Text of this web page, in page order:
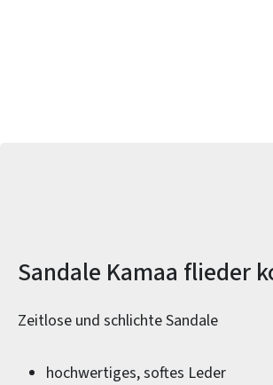
Produktinformationen
Sandale Kamaa flieder
Zeitlose und schlichte Sandale
hochwertiges, softes Leder